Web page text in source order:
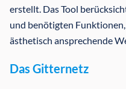
erstellt. Das Tool
und benötigten
ästhetisch ansprechende
Das Gitternetz